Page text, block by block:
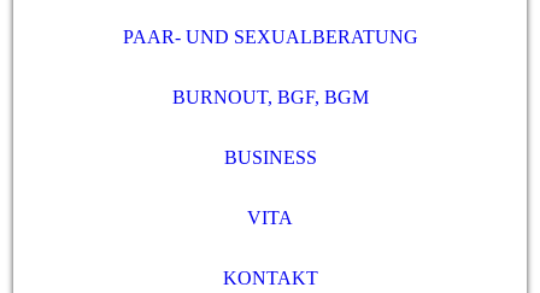
PAAR- UND SEXUALBERATUNG
BURNOUT, BGF, BGM
BUSINESS
VITA
KONTAKT